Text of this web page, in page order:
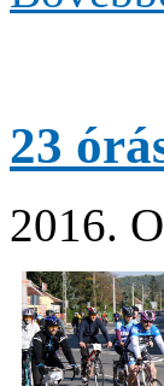
23
2016.